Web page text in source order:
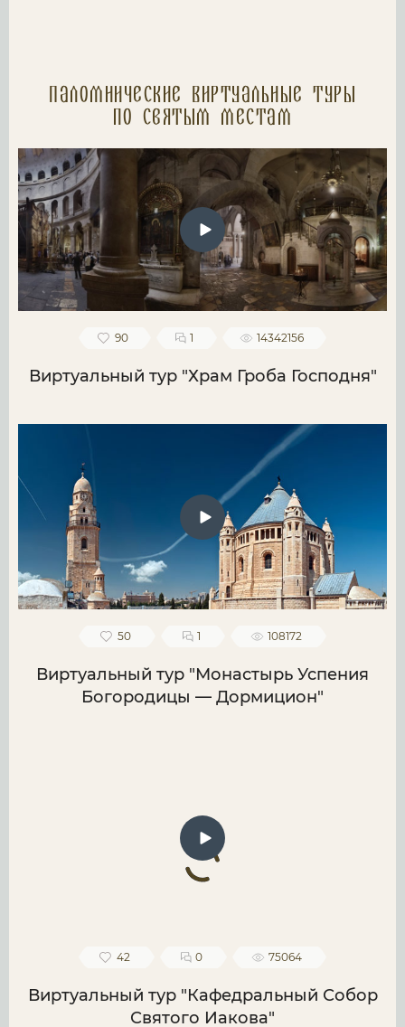
Паломнические Виртуальные туры
по святым местам
90 1 14342156
Виртуальный тур "Храм Гроба Господня"
50 1 108172
Виртуальный тур "Монастырь Успения
Богородицы — Дормицион"
42 0 75064
Виртуальный тур "Кафедральный Собор
Святого Иакова"